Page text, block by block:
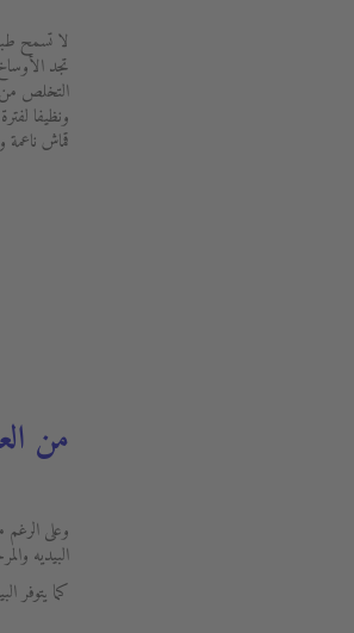
تجد
ونظيفا
قماش
من
البيديه
كما يتوفر